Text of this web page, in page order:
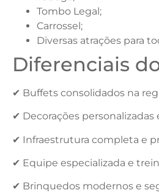
Tombo Legal;
Carrossel;
Diversas atrações para
Diferenciais
✔ Buffets consolidados na
✔ Decorações personalizadas
✔ Infraestrutura completa e
✔ Equipe especializada e
✔ Brinquedos modernos e